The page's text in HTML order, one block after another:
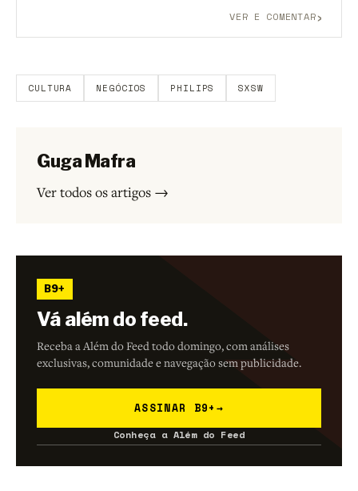
VER E COMENTAR›
CULTURA NEGÓCIOS PHILIPS SXSW
Guga Mafra
Ver todos os artigos →
B9+
Vá além do feed.
Receba a Além do Feed todo domingo, com análises
exclusivas, comunidade e navegação sem publicidade.
ASSINAR B9+ →
Conheça a Além do Feed